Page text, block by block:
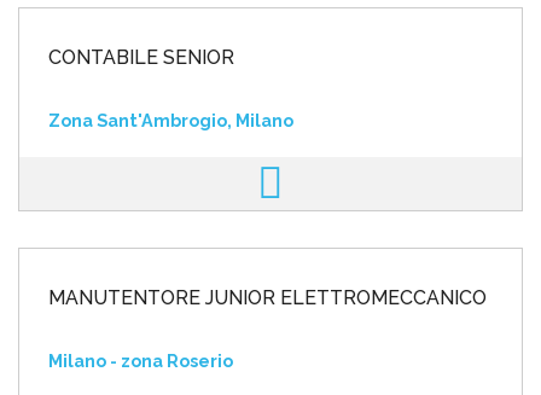
CONTABILE SENIOR
Zona Sant'Ambrogio, Milano
MANUTENTORE JUNIOR ELETTROMECCANICO
Milano - zona Roserio